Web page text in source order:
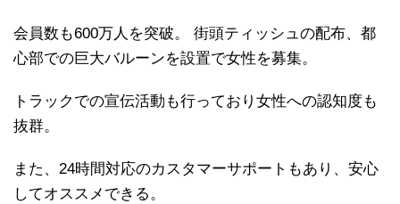
会員数も600万人を突破。 街頭ティッシュの配布、都
心部での巨大バルーンを設置で女性を募集。
トラックでの宣伝活動も行っており女性への認知度も
抜群。
また、24時間対応のカスタマーサポートもあり、安心
してオススメできる。